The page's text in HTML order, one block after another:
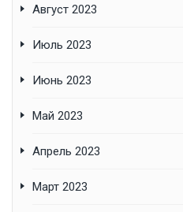
Август 2023
Июль 2023
Июнь 2023
Май 2023
Апрель 2023
Март 2023